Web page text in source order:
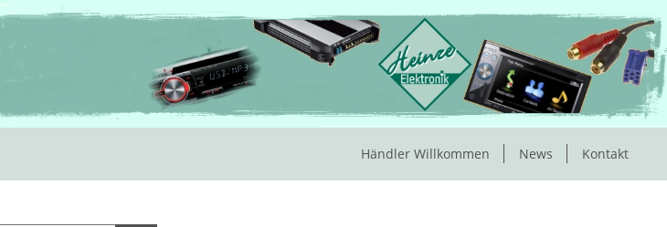
Händler Willkommen News Kontakt